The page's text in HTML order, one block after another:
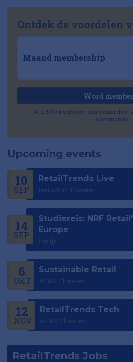
Ontdek de voordelen
Maand membership
Word member
Al 2.500 bedrijven zijn onderdeel
community
Upcoming events
10
SEP
RetailTrends Live
DeLaMar Theater
14
SEP
Studiereis: NRF
Europe
Parijs
6
OKT
Sustainable Retail
AFAS Theater
12
NOV
RetailTrends Tech
AFAS Theater
RetailTrends Jobs